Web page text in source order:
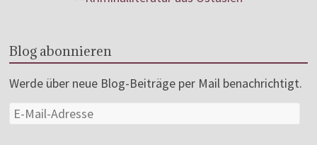
Blog abonnieren
Werde über neue Blog-Beiträge per Mail benachrichtigt.